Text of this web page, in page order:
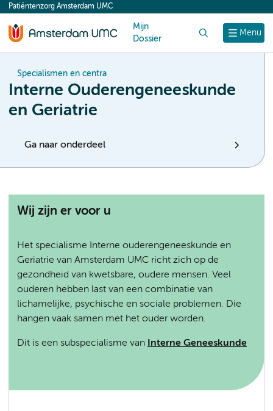
content
Menu
Patiëntenzorg Amsterdam UMC
Mijn
Dossier
Specialismen en centra
Interne Ouderengeneeskunde
en Geriatrie
Ga naar onderdeel
Wij zijn er voor u
Het specialisme Interne ouderengeneeskunde en
Geriatrie van Amsterdam UMC richt zich op de
gezondheid van kwetsbare, oudere mensen. Veel
ouderen hebben last van een combinatie van
lichamelijke, psychische en sociale problemen. Die
hangen vaak samen met het ouder worden.
Dit is een subspecialisme van Interne Geneeskunde